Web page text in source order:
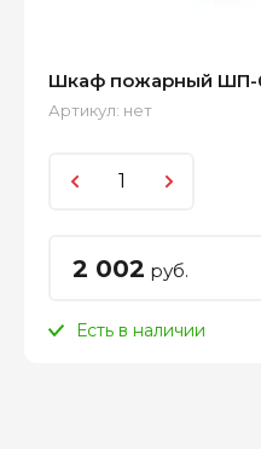
Шкаф пожарный ШП-
Артикул: нет
2 002 руб.
Есть в наличии